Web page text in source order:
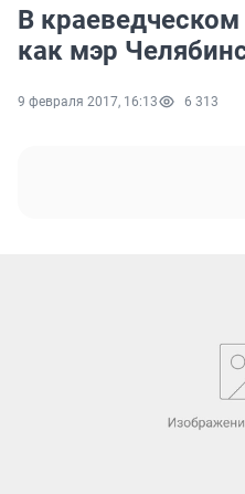
В
как мэр
9 февраля 2017, 16:13 6 313